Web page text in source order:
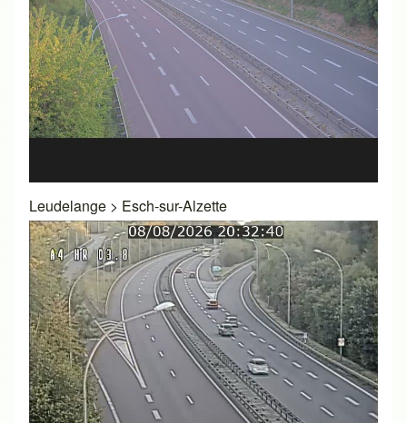
Leudelange > Esch-sur-Alzette